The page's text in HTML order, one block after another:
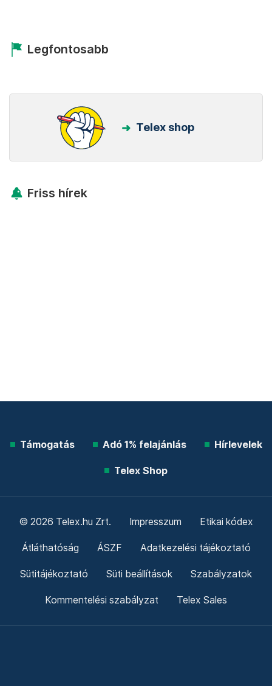
Legfontosabb
Telex shop
Friss hírek
Támogatás Adó 1% felajánlás Hírlevelek
Telex Shop
© 2026 Telex.hu Zrt. Impresszum Etikai kódex
Átláthatóság ÁSZF Adatkezelési tájékoztató
Sütitájékoztató Süti beállítások Szabályzatok
Kommentelési szabályzat Telex Sales